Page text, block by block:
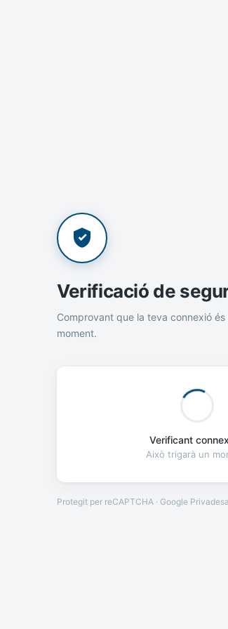
Verificació de
Comprovant que la teva connexió és
moment.
Verificant
Això trigarà un
Protegit per reCAPTCHA · Google Privadesa